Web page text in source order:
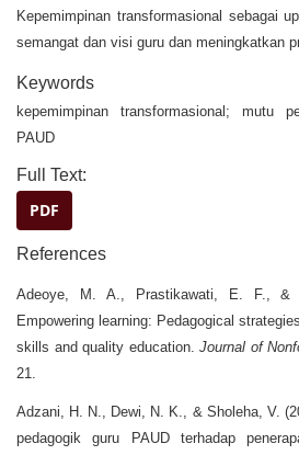
Kepemimpinan transformasional sebagai
semangat dan visi guru dan meningkatkan
Keywords
kepemimpinan transformasional; mutu
PAUD
Full Text:
PDF
References
Adeoye, M. A., Prastikawati, E. F., &
Empowering learning: Pedagogical
skills and quality education.Journal of
21.
Adzani, H. N., Dewi, N. K., & Sholeha, V.
pedagogik guru PAUD terhadap